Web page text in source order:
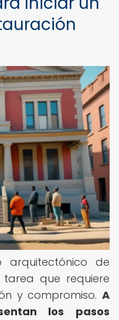
arquitectónico de
que requiere
y compromiso. A
los pasos